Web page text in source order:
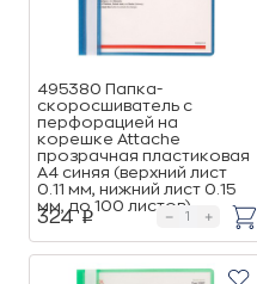
495380 Папка-
скоросшиватель с
перфорацией на
корешке Attache
прозрачная пластиковая
А4 синяя (верхний лист
0.11 мм, нижний лист 0.15
мм, до 100 листов)
324p